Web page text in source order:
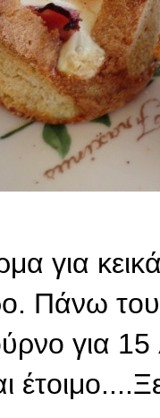
για
Πάνω
για 15